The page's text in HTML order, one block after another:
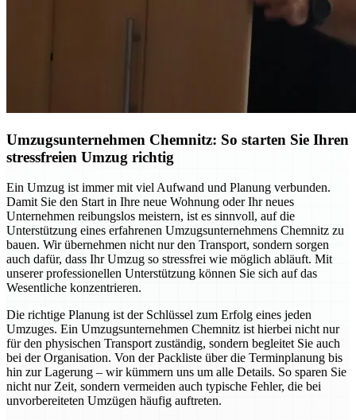
Umzugsunternehmen Chemnitz: So starten Sie Ihren
stressfreien Umzug richtig
Ein Umzug ist immer mit viel Aufwand und Planung verbunden.
Damit Sie den Start in Ihre neue Wohnung oder Ihr neues
Unternehmen reibungslos meistern, ist es sinnvoll, auf die
Unterstützung eines erfahrenen Umzugsunternehmens Chemnitz zu
bauen. Wir übernehmen nicht nur den Transport, sondern sorgen
auch dafür, dass Ihr Umzug so stressfrei wie möglich abläuft. Mit
unserer professionellen Unterstützung können Sie sich auf das
Wesentliche konzentrieren.
Die richtige Planung ist der Schlüssel zum Erfolg eines jeden
Umzuges. Ein Umzugsunternehmen Chemnitz ist hierbei nicht nur
für den physischen Transport zuständig, sondern begleitet Sie auch
bei der Organisation. Von der Packliste über die Terminplanung bis
hin zur Lagerung – wir kümmern uns um alle Details. So sparen Sie
nicht nur Zeit, sondern vermeiden auch typische Fehler, die bei
unvorbereiteten Umzügen häufig auftreten.